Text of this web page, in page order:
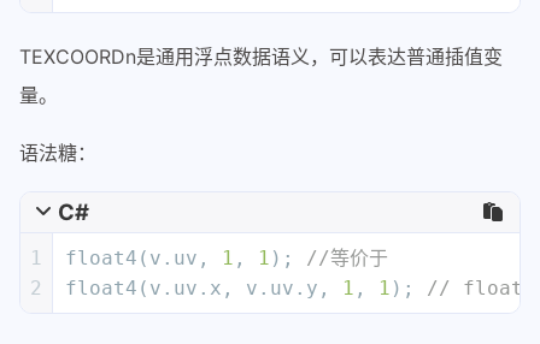
43
44
46
48
49
50
struct v2f // 这时像素着色器的
                UNITY_FOG_COORDS(
            };
            sampler2D _MainTex;
//
TEXCOORDn是通用浮点数据语义，可以表达普通插值变
量。
语法糖：
C#
1
2
float4(v.uv, 1 , 1 ); //等价于
float4(v.uv.x, v.uv.y,
1 , 1 ); // float2